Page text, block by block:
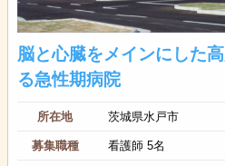
脳と心臓をメインにした
る急性期病院
所在地 茨城県水戸市
募集職種 看護師 5名